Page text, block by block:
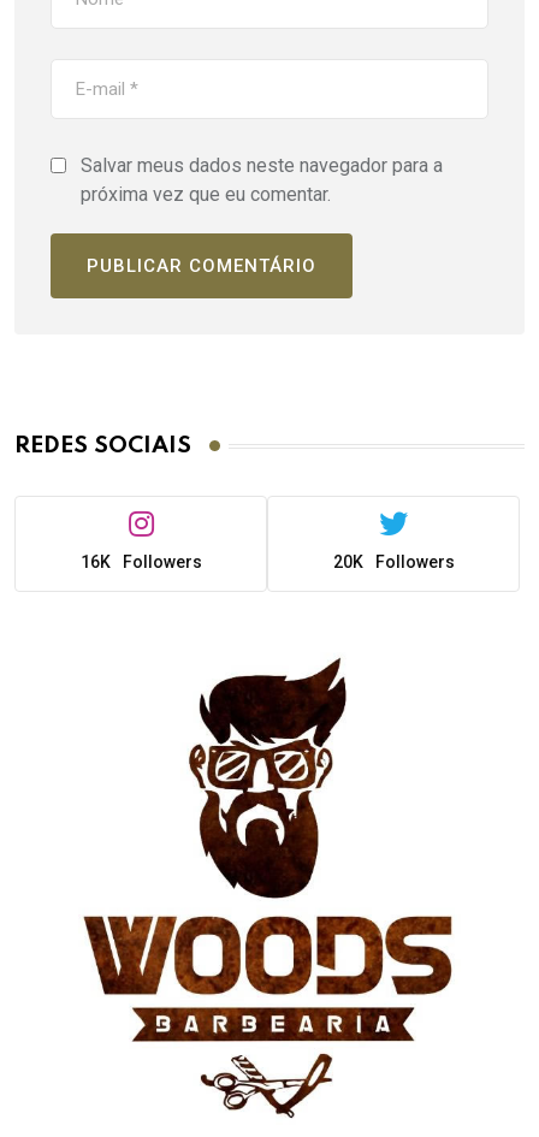
Salvar meus dados neste navegador para a
próxima vez que eu comentar.
REDES SOCIAIS
16K Followers 20K Followers